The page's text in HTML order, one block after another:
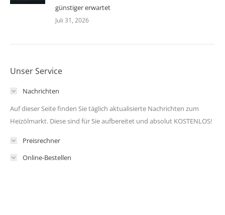
günstiger erwartet
Juli 31, 2026
Unser Service
Nachrichten
Auf dieser Seite finden Sie täglich aktualisierte Nachrichten zum
Heizölmarkt. Diese sind für Sie aufbereitet und absolut KOSTENLOS!
Preisrechner
Online-Bestellen